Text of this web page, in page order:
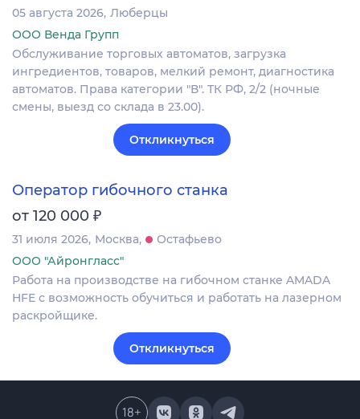
05 августа 2026 Люберцы
ООО Венда Групп
Обслуживание торговых автоматов, загрузка
ингредиентов, товаров, мелкий ремонт, диагностика
автоматов. Права категории "В". ТК РФ, 2/2 (ночные
смены, выезд со склада в 23.00).
Откликнуться
Оператор гибочного станка
от 120 000 ₽
31 июля 2026 Москва
Остафьево
ООО "Айронгласс"
Работа на производстве на гибочном станке AMADA
HFE с возможность обучиться и работать на лазерном
раскройщике.
Откликнуться
18+